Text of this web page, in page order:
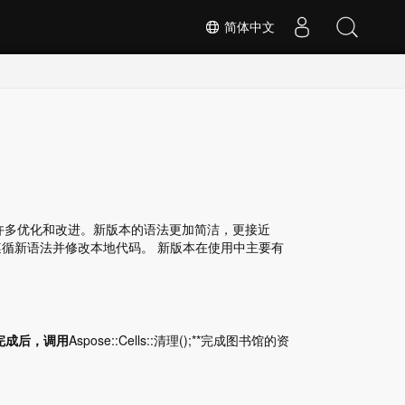
简体中文
优化和改进。新版本的语法更加简洁，更接近
新语法并修改本地代码。 新版本在使用中主要有
成后，调用Aspose::Cells::清理();**完成图书馆的资